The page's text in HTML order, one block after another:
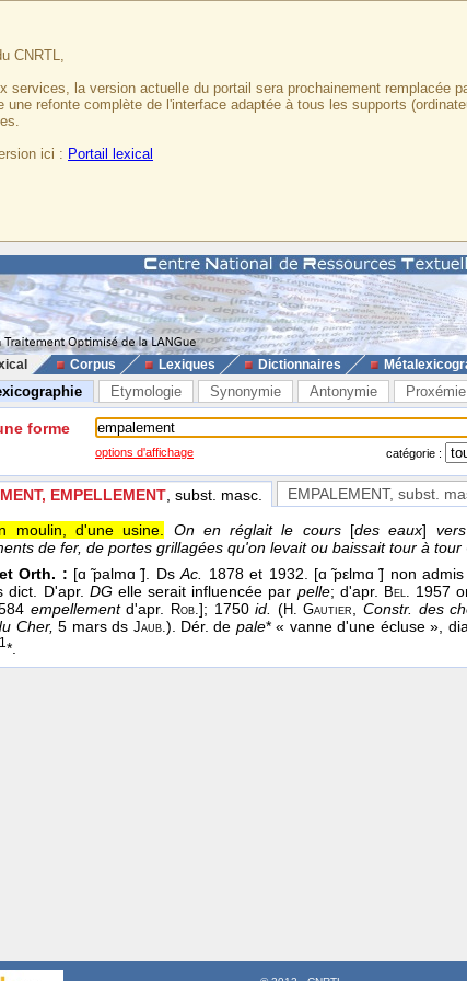
CNRTL,
services, la version actuelle du portail sera prochainement remplacée
une refonte complète de l'interface adaptée à tous les supports
ici : Portail lexical
Corpus Lexiques Dictionnaires
Etymologie Synonymie Antonymie Proxémie
forme
options d'affichage catégorie :
EMPELLEMENT , subst. masc. EMPALEMENT, subst.
moulin, d'une usine. On en réglait le cours[des eaux]
de fer, de portes grillagées qu'on levait ou baissait tour à tour
Orth. : [ɑ ̃palmɑ ̃]. DsAc. 1878 et 1932. [ɑ ̃pεlmɑ ̃] non
dict. D'apr. DGelle serait influencée par pelle; d'apr. Bel. 1957
empellementd'apr. Rob.]; 1750id. (H. Gautier, Constr. des
Cher, 5 mars ds Jaub.). Dér. de pale* « vanne d'une écluse »,
1 *.